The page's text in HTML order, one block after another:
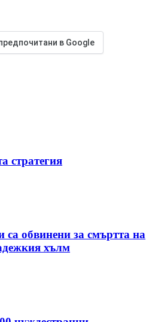
в Google
стратегия
обвинени за смъртта на
хълм